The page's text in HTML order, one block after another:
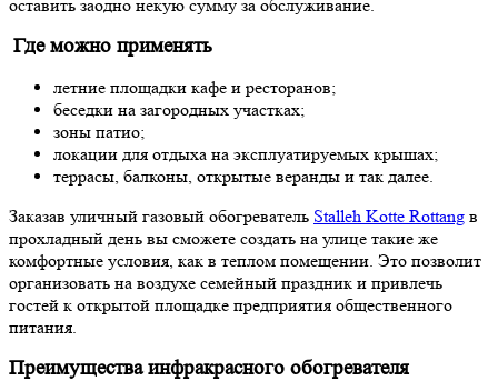
оставить заодно некую сумму за обслуживание.
Где можно применять
летние площадки кафе и ресторанов;
беседки на загородных участках;
зоны патио;
локации для отдыха на эксплуатируемых крышах;
террасы, балконы, открытые веранды и так далее.
Заказав уличный газовый обогреватель Stalleh Kotte Rottang в
прохладный день вы сможете создать на улице такие же
комфортные условия, как в теплом помещении. Это позволит
организовать на воздухе семейный праздник и привлечь
гостей к открытой площадке предприятия общественного
питания.
Преимущества инфракрасного обогревателя